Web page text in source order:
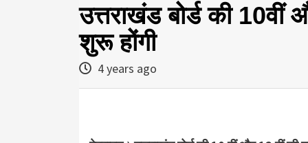
उत्तराखंड बोर्ड की 10वीं
शुरू होंगी
4 years ago